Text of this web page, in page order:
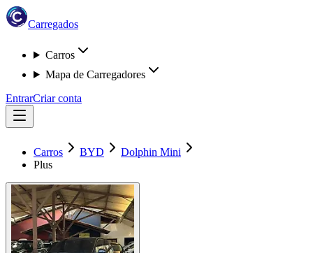
Carregados
Carros
Mapa de Carregadores
EntrarCriar conta
Carros BYD
Dolphin Mini
Plus